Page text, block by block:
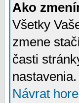
Ako
Všetky
zmene
časti
nastavenia.
Návrat hore